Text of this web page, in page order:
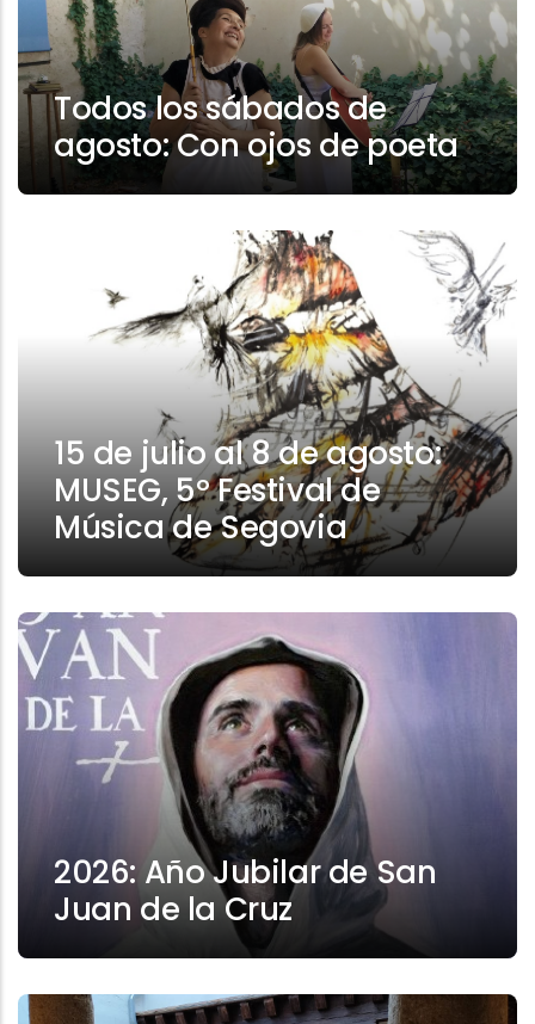
Todos los sábados de
agosto: Con ojos de poeta
15 de julio al 8 de agosto:
MUSEG, 5º Festival de
Música de Segovia
2026: Año Jubilar de San
Juan de la Cruz